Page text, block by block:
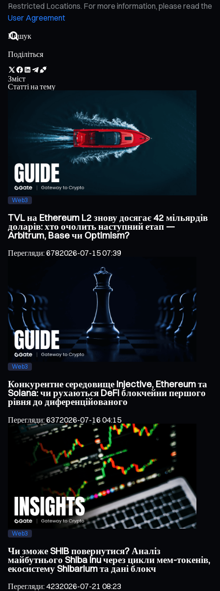
Restricted Locations. For more information, please read the
User Agreement
Поділіться
Зміст
Статті на тему
Web3
TVL на Ethereum L2 знову досягає 42 мільярдів
доларів: хто очолить наступний етап —
Arbitrum, Base чи Optimism?
Перегляди:6782026-07-15 07:39
Web3
Конкурентне середовище Injective, Ethereum та
Solana: чи рухаються DeFi блокчейни першого
рівня до диференційованого
Перегляди:6372026-07-16 04:15
Web3
Чи зможе SHIB повернутися? Аналіз
майбутнього Shiba Inu через цикли мем-токенів,
екосистему Shibarium та дані блокч
Перегляди:4232026-07-21 08:23